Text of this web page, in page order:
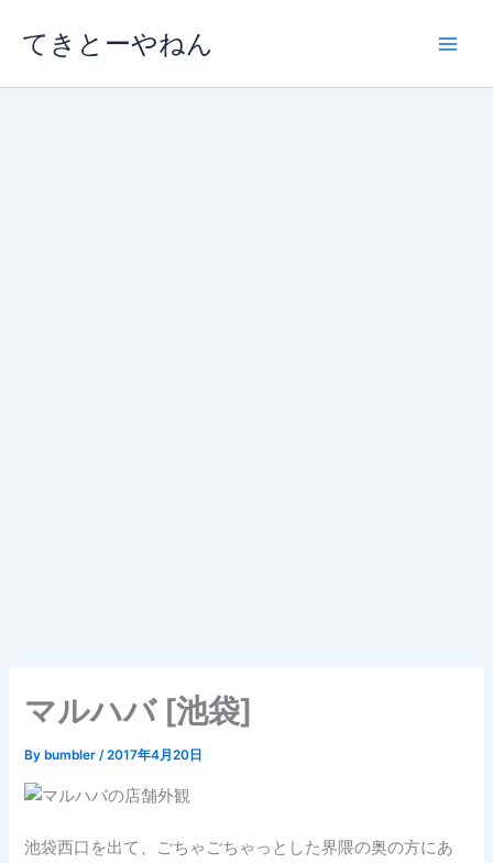
ス
てきとーやねん
マルハバ [池袋]
By bumbler/2017年4月20日
池袋西口を出て、ごちゃごちゃっとした界隈の奥の方にあ